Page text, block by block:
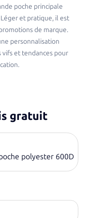
poche principale
et pratique, il est
de marque.
personnalisation
et tendances pour
gratuit
polyester 600D